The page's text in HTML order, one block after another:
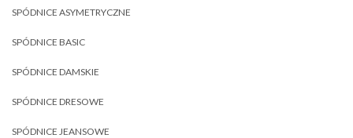
SPÓDNICE ASYMETRYCZNE
SPÓDNICE BASIC
SPÓDNICE DAMSKIE
SPÓDNICE DRESOWE
SPÓDNICE JEANSOWE